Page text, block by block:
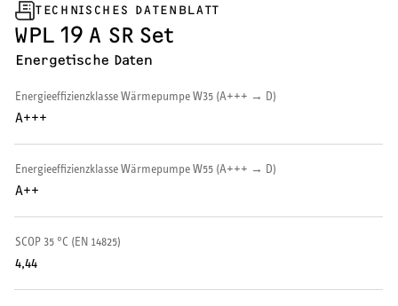
HEIZEN UND KÜHLEN
Wärmepumpe
Regelung / Energiemanagement
Elektroheizung
TECHNISCHES DATENBLATT
WPL 19 A SR Set
Energetische Daten
Energieeffizienzklasse Wärmepumpe W35 (A+++ → D)
A+++
Energieeffizienzklasse Wärmepumpe W55 (A+++ → D)
A++
SCOP 35 °C (EN 14825)
4,44